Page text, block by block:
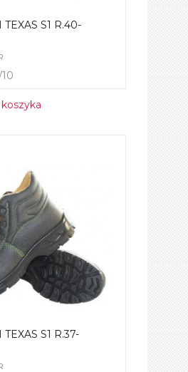
S1 R.40-
S1 R.37-